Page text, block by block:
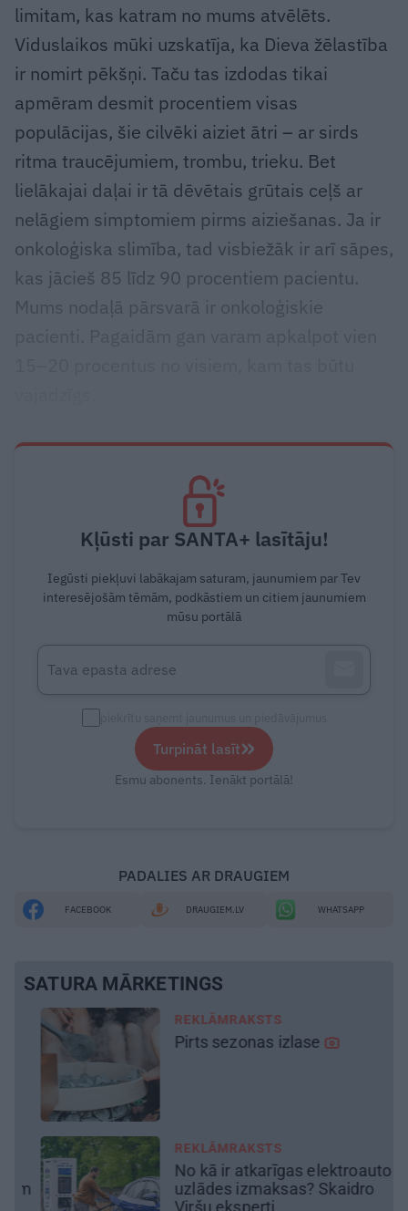
limitam, kas katram no mums atvēlēts.
Viduslaikos mūki uzskatīja, ka Dieva žēlastība
ir nomirt pēkšņi. Taču tas izdodas tikai
apmēram desmit procentiem visas
populācijas, šie cilvēki aiziet ātri – ar sirds
ritma traucējumiem, trombu, trieku. Bet
lielākajai daļai ir tā dēvētais grūtais ceļš ar
nelāgiem simptomiem pirms aiziešanas. Ja ir
onkoloģiska slimība, tad visbiežāk ir arī sāpes,
kas jācieš 85 līdz 90 procentiem pacientu.
Mums nodaļā pārsvarā ir onkoloģiskie
Kļūsti par SANTA+ lasītāju!
Iegūsti piekļuvi labākajam saturam, jaunumiem par Tev
interesējošām tēmām, podkāstiem un citiem jaunumiem
mūsu portālā
Turpināt lasīt»
Esmu abonents. Ienākt portālā!
PADALIES AR DRAUGIEM
FACEBOOK DRAUGIEM.LV WHATSAPP
SATURA MĀRKETINGS
DEKO DISKUSIJAS
Cik maksā dizainers un –
MĀJA
Līga un Ēriks būvē savu
māju: Brīdis, kad būvobjektā